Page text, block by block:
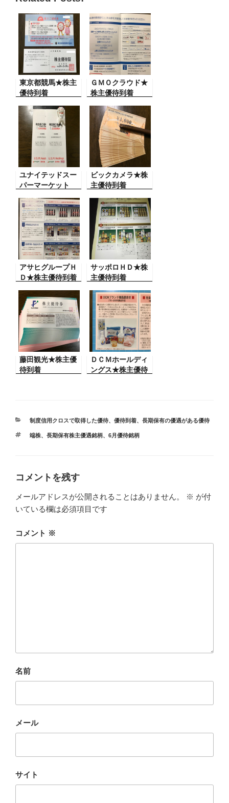
c
e
b
o
o
k
tt
er
e
n
a
東京都競馬★株主
優待到着
ＧＭＯクラウド★
株主優待到着
ユナイテッドスー
パーマーケット
ビックカメラ★株
主優待到着
アサヒグループＨ
Ｄ★株主優待到着
サッポロＨＤ★株
主優待到着
藤田観光★株主優
待到着
ＤＣＭホールディ
ングス★株主優待
カ
ゴ
制度信用クロスで取得した優待、 優待到着、 長期保有の優遇がある優待
タ
端株、 長期保有株主優遇銘柄、 6月優待銘柄
コメントを残す
メールアドレスが公開されることはありません。 ※ が付
いている欄は必須項目です
コメント ※
名前
メール
サイト